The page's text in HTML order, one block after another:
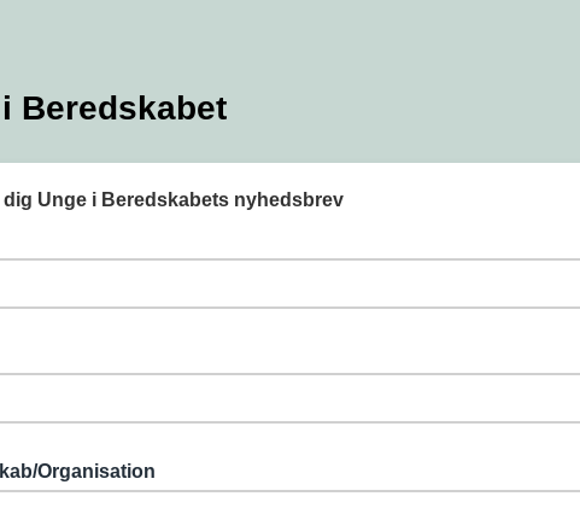
Beredskabet
dig Unge i Beredskabets nyhedsbrev
Organisation